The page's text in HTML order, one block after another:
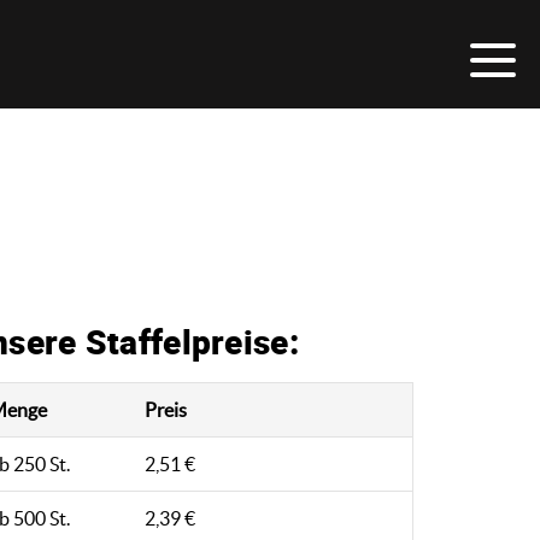
Staffelpreise:
Preis
250 St. 2,51 €
500 St. 2,39 €